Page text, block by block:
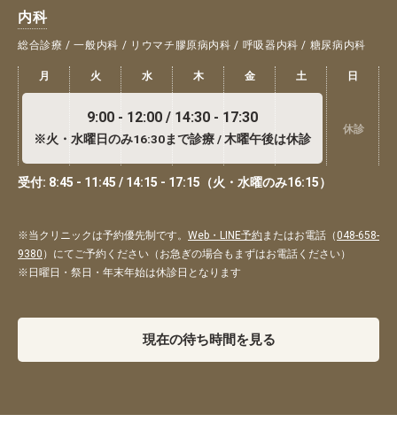
内科
総合診療 / 一般内科 / リウマチ膠原病内科 / 呼吸器内科 / 糖尿病内科
月 火 水 木 金 土 日
9:00 - 12:00 / 14:30 - 17:30
※火・水曜日のみ16:30まで診療 / 木曜午後は休診
休診
受付: 8:45 - 11:45 / 14:15 - 17:15（火・水曜のみ16:15）
※当クリニックは予約優先制です。 Web・LINE予約またはお電話（ 048-658-
9380 ）にてご予約ください（お急ぎの場合もまずはお電話ください）
※日曜日・祭日・年末年始は休診日となります
現在の待ち時間を見る